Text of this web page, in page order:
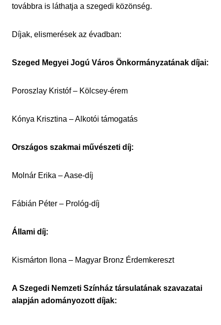
továbbra is láthatja a szegedi közönség.
Díjak, elismerések az évadban:
Szeged Megyei Jogú Város Önkormányzatának díjai:
Poroszlay Kristóf – Kölcsey-érem
Kónya Krisztina – Alkotói támogatás
Országos szakmai művészeti díj:
Molnár Erika – Aase-díj
Fábián Péter – Prológ-díj
Állami díj:
Kismárton Ilona – Magyar Bronz Érdemkereszt
A Szegedi Nemzeti Színház társulatának szavazatai
alapján adományozott díjak: